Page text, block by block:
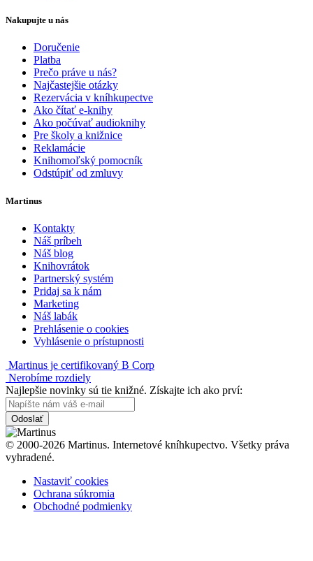
Nakupujte u nás
Doručenie
Platba
Prečo práve u nás?
Najčastejšie otázky
Rezervácia v kníhkupectve
Ako čítať e-knihy
Ako počúvať audioknihy
Pre školy a knižnice
Reklamácie
Knihomoľský pomocník
Odstúpiť od zmluvy
Martinus
Kontakty
Náš príbeh
Náš blog
Knihovrátok
Partnerský systém
Pridaj sa k nám
Marketing
Náš labák
Prehlásenie o cookies
Vyhlásenie o prístupnosti
Martinus je certifikovaný B Corp
Nerobíme rozdiely
Najlepšie novinky sú tie knižné. Získajte ich ako prví:
Odoslať
© 2000-2026 Martinus. Internetové kníhkupectvo. Všetky práva
vyhradené.
Nastaviť cookies
Ochrana súkromia
Obchodné podmienky